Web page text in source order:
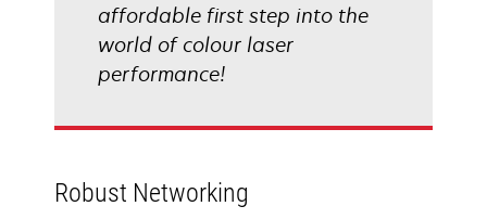
affordable first step into the
world of colour laser
performance!
Robust Networking